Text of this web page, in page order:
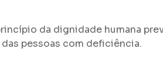
da dignidade humana
pessoas com deficiência.